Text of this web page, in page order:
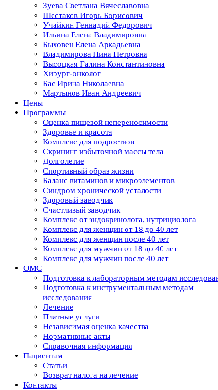
Зуева Светлана Вячеславовна
Шестаков Игорь Борисович
Учайкин Геннадий Федорович
Ильина Елена Владимировна
Быховец Елена Аркадьевна
Владимирова Нина Петровна
Высоцкая Галина Константиновна
Хирург-онколог
Бас Ирина Николаевна
Мартынов Иван Андреевич
Цены
Программы
Оценка пищевой непереносимости
Здоровье и красота
Комплекс для подростков
Скрининг избыточной массы тела
Долголетие
Спортивный образ жизни
Баланс витаминов и микроэлементов
Синдром хронической усталости
Здоровый заводчик
Счастливый заводчик
Комплекс от эндокринолога, нутрициолога
Комплекс для женщин от 18 до 40 лет
Комплекс для женщин после 40 лет
Комплекс для мужчин от 18 до 40 лет
Комплекс для мужчин после 40 лет
ОМС
Подготовка к лабораторным методам
Подготовка к инструментальным методам
исследования
Лечение
Платные услуги
Независимая оценка качества
Нормативные акты
Справочная информация
Пациентам
Статьи
Возврат налога на лечение
Контакты